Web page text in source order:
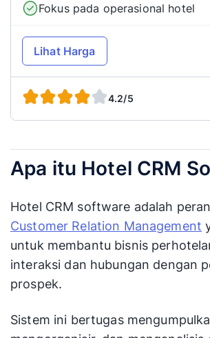
Fokus pada operasional hotel
Lihat Harga
4.2/5
Apa itu Hotel CRM
Hotel CRM software adalah
Customer Relation Management
untuk membantu bisnis
interaksi dan hubungan dengan
prospek.
Sistem ini bertugas